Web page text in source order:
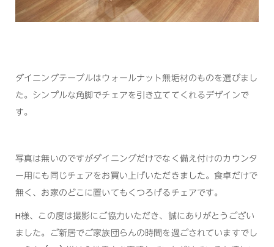
ダイニングテーブルはウォールナット無垢材のものを選びまし
た。シンプルな角脚でチェアを引き立ててくれるデザインで
す。
写真は無いのですがダイニングだけでなく備え付けのカウンタ
ー用にも同じチェアをお買い上げいただきました。食卓だけで
無く、お家のどこに置いてもくつろげるチェアです。
H様、この度は撮影にご協力いただき、誠にありがとうござい
ました。ご新居でご家族団らんの時間を過ごされていますでし